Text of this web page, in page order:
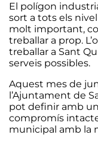
El polígon
sort a tots els
molt important,
treballar a prop.
treballar a Sant
serveis possibles.
Aquest mes de
l’Ajuntament de
pot definir amb
compromís
municipal amb la